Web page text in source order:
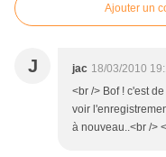
Ajouter un
J jac 18/03/2010
<br /> Bof ! c'est
voir
à nouveau..<br />